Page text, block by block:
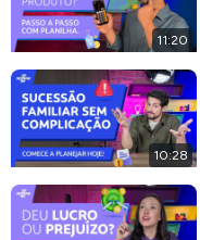
11:20
10:28